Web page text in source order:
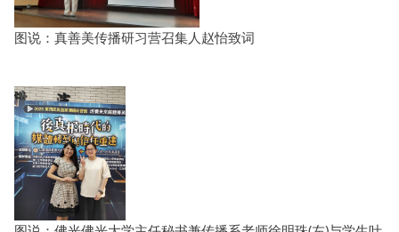
图说：真善美传播研习营召集人赵怡致词